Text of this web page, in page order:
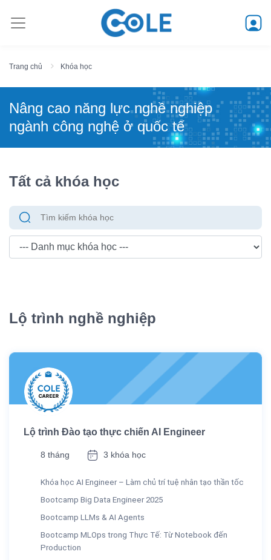
Trang chủ Khóa học
Nâng cao năng lực nghề nghiệp
ngành công nghệ ở quốc tế
Tất cả khóa học
Lộ trình nghề nghiệp
Lộ trình Đào tạo thực chiến AI Engineer
8 tháng 3 khóa học
Khóa học AI Engineer – Làm chủ trí tuệ nhân tạo thần tốc
Bootcamp Big Data Engineer 2025
Bootcamp LLMs & AI Agents
Bootcamp MLOps trong Thực Tế: Từ Notebook đến
Production